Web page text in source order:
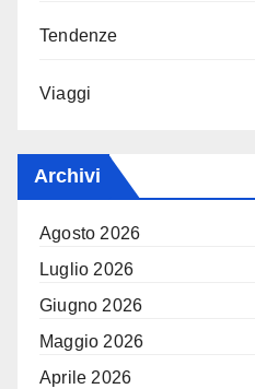
Tendenze
Viaggi
Archivi
Agosto 2026
Luglio 2026
Giugno 2026
Maggio 2026
Aprile 2026